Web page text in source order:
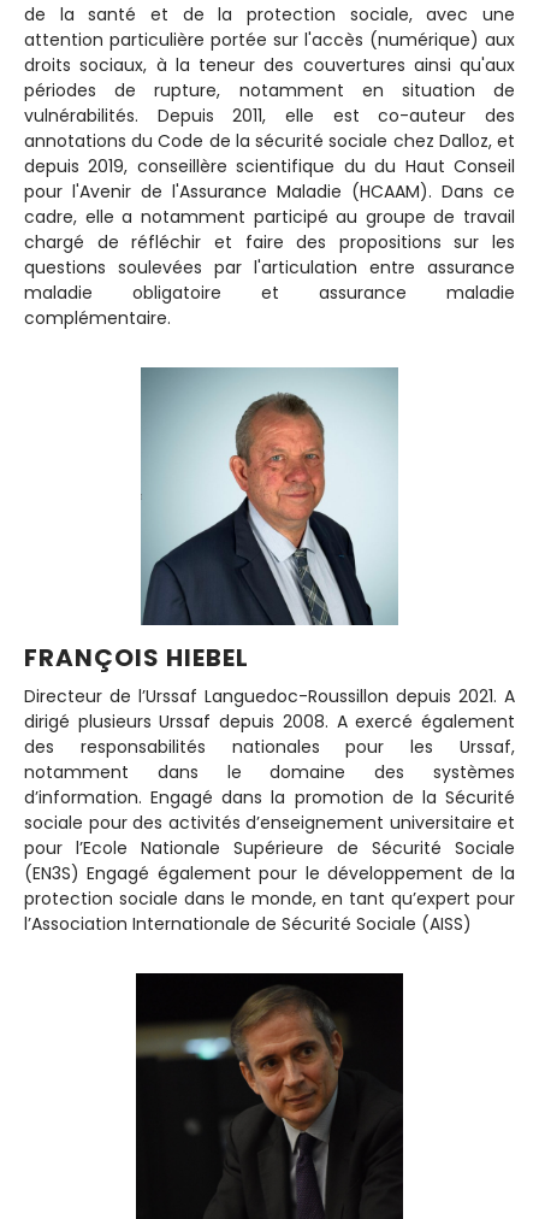
de la santé et de la protection sociale, avec une
attention particulière portée sur l'accès (numérique) aux
droits sociaux, à la teneur des couvertures ainsi qu'aux
périodes de rupture, notamment en situation de
vulnérabilités. Depuis 2011, elle est co-auteur des
annotations du Code de la sécurité sociale chez Dalloz, et
depuis 2019, conseillère scientifique du du Haut Conseil
pour l'Avenir de l'Assurance Maladie (HCAAM). Dans ce
cadre, elle a notamment participé au groupe de travail
chargé de réfléchir et faire des propositions sur les
questions soulevées par l'articulation entre assurance
maladie obligatoire et assurance maladie
complémentaire.
FRANÇOIS HIEBEL
Directeur de l’Urssaf Languedoc-Roussillon depuis 2021. A
dirigé plusieurs Urssaf depuis 2008. A exercé également
des responsabilités nationales pour les Urssaf,
notamment dans le domaine des systèmes
d’information. Engagé dans la promotion de la Sécurité
sociale pour des activités d’enseignement universitaire et
pour l’Ecole Nationale Supérieure de Sécurité Sociale
(EN3S) Engagé également pour le développement de la
protection sociale dans le monde, en tant qu’expert pour
l’Association Internationale de Sécurité Sociale (AISS)